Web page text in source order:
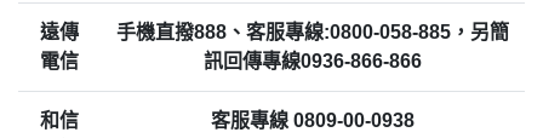
遠傳
電信
手機直撥888、客服專線:0800-058-885，另簡
訊回傳專線0936-866-866
和信
客服專線 0809-00-0938